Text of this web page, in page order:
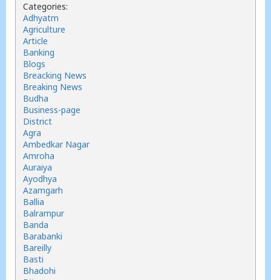
Categories:
Adhyatm
Agriculture
Article
Banking
Blogs
Breacking News
Breaking News
Budha
Business-page
District
Agra
Ambedkar Nagar
Amroha
Auraiya
Ayodhya
Azamgarh
Ballia
Balrampur
Banda
Barabanki
Bareilly
Basti
Bhadohi